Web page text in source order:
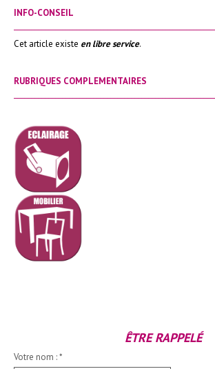
INFO-CONSEIL
Cet article existe en libre service.
RUBRIQUES COMPLEMENTAIRES
ÊTRE RAPPELÉ
Votre nom :*